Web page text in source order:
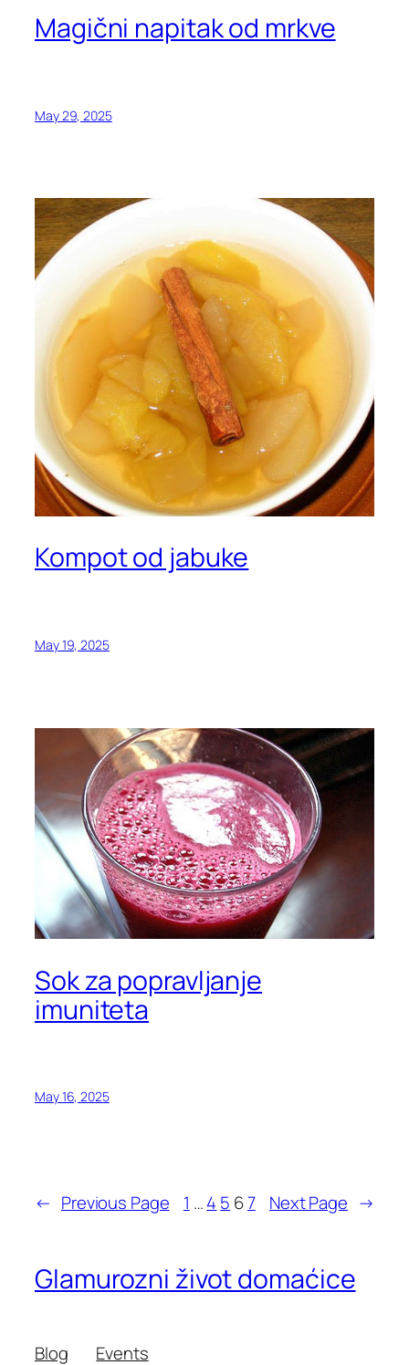
Magični napitak od mrkve
May 29, 2025
Kompot od jabuke
May 19, 2025
Sok za popravljanje
imuniteta
May 16, 2025
← Previous Page 1 …4 5 67 Next Page →
Glamurozni život domaćice
Blog
Events